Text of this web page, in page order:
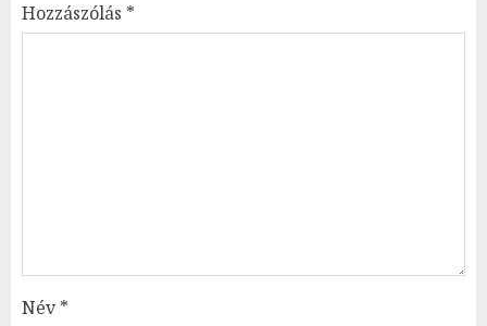
Hozzászólás *
Név*